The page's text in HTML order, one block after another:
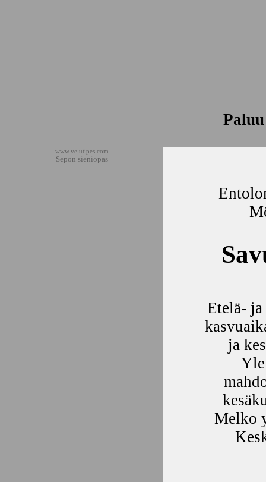
www.velutipes.com
Sepon sieniopas
Etelä- ja
ja
Melko